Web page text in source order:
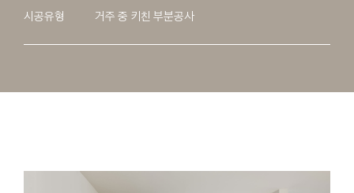
시공유형 거주 중 키친 부분공사